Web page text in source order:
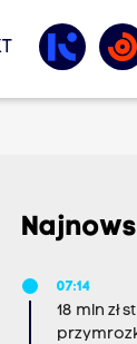
07:14
18 mln zł